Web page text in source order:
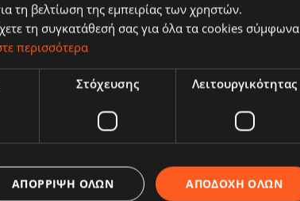
τη βελτίωση της εμπειρίας των χρηστών.
τη συγκατάθεσή σας για όλα τα cookies σύμφωνα
περισσότερα
Στόχευσης Λειτουργικότητας
ΑΠΟΔΟΧΉ ΌΛΩΝ
ΑΠΌΡΡΙΨΗ ΌΛΩΝ